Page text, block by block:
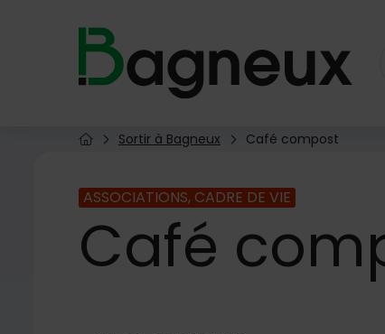
Retour à l'accueil
Page d'accueil du site
Sortir à Bagneux Café compost
ASSOCIATIONS, CADRE DE VIE
Café